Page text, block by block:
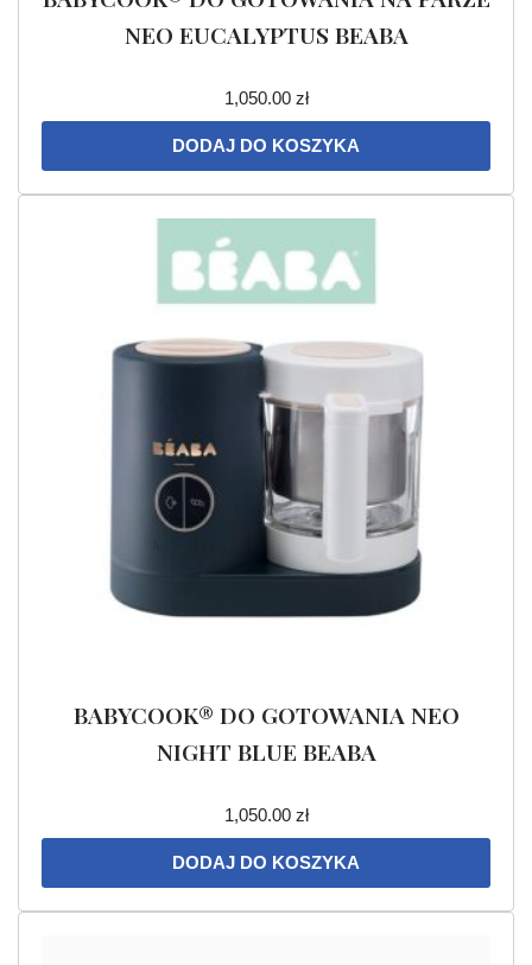
NEO EUCALYPTUS BEABA
1,050.00 zł
DODAJ DO KOSZYKA
BABYCOOK® DO GOTOWANIA NEO
NIGHT BLUE BEABA
1,050.00 zł
DODAJ DO KOSZYKA